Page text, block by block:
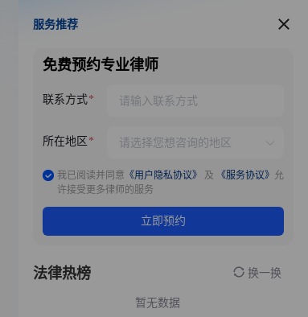
服务推荐
服务推荐
免费预约专业律师
联系方式
所在地区
我已阅读并同意 《用户隐私协议》 及 《服务协议》 允
许接受更多律师的服务
立即预约
法律热榜 换一换
暂无数据